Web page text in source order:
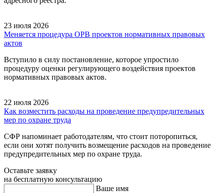
23 июля 2026
Меняется процедура ОРВ проектов нормативных правовых
актов
Вступило в силу постановление, которое упростило
процедуру оценки регулирующего воздействия проектов
нормативных правовых актов.
22 июля 2026
Как возместить расходы на проведение предупредительных
мер по охране труда
СФР напоминает работодателям, что стоит поторопиться,
если они хотят получить возмещение расходов на проведение
предупредительных мер по охране труда.
Оставьте заявку
на бесплатную консультацию
Ваше имя